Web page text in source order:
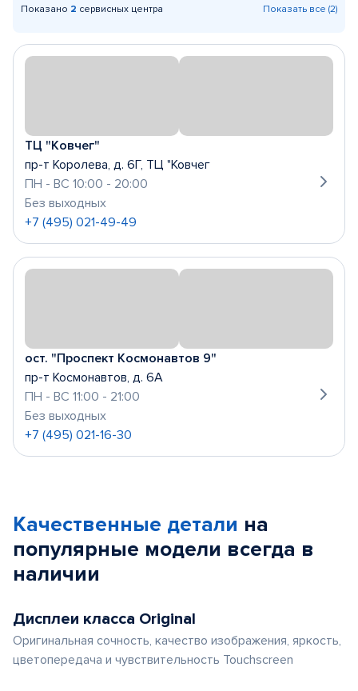
Показано 2 сервисных центра Показать все (2)
ТЦ "Ковчег"
пр-т Королева, д. 6Г, ТЦ "Ковчег
ПН - ВС 10:00 - 20:00
Без выходных
+7 (495) 021-49-49
ост. "Проспект Космонавтов 9"
пр-т Космонавтов, д. 6А
ПН - ВС 11:00 - 21:00
Без выходных
+7 (495) 021-16-30
Качественные детали на
популярные модели всегда в
наличии
Дисплеи класса Original
Оригинальная сочность, качество изображения, яркость,
цветопередача и чувствительность Touchscreen